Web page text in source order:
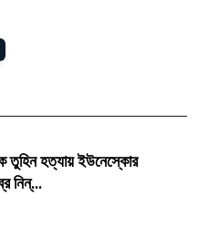
তুহিন হত্যায় ইউনেস্কোর
নিন্...